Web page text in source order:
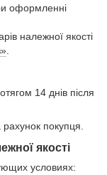
оформленні
належної якості
14 днів після
покупця.
якості
условиях: